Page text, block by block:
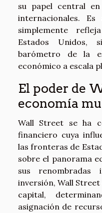
su papel central
internacionales.
simplemente
Estados Unidos,
barómetro de la
económico a escala
El poder de
economía
Wall Street se ha
financiero cuya
las fronteras de
sobre el panorama
sus
inversión, Wall
capital,
asignación de